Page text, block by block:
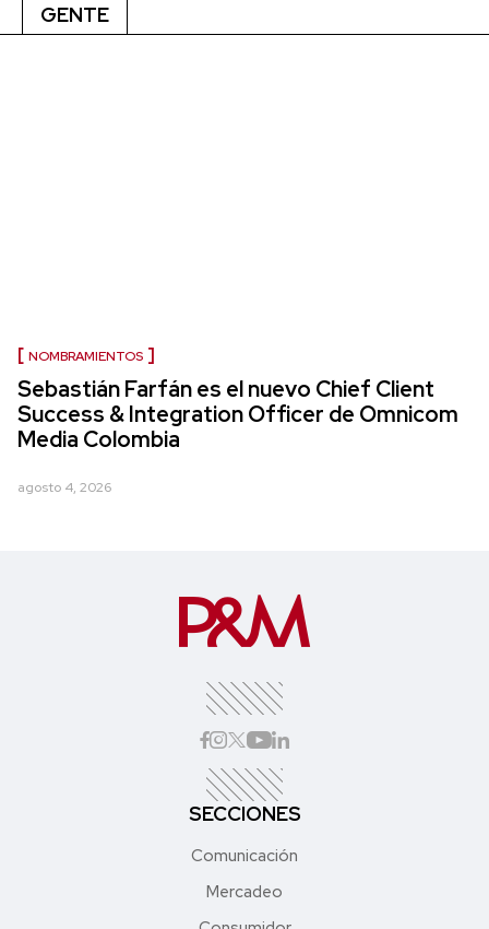
GENTE
NOMBRAMIENTOS
Sebastián Farfán es el nuevo Chief Client
Success & Integration Officer de Omnicom
Media Colombia
agosto 4, 2026
SECCIONES
Comunicación
Mercadeo